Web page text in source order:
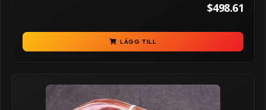
$498.61
LÄGG TILL